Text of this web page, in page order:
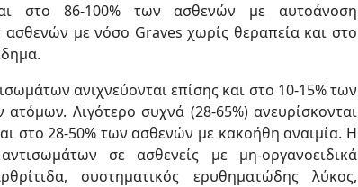
στο 86-100% των ασθενών με αυτοάνοση
με νόσο Graves χωρίς θεραπεία και στο
ανιχνεύονται επίσης και στο 10-15% των
Λιγότερο συχνά (28-65%) ανευρίσκονται
στο 28-50% των ασθενών με κακοήθη αναιμία. Η
σε ασθενείς με μη-οργανοειδικά
συστηματικός ερυθηματώδης λύκος,